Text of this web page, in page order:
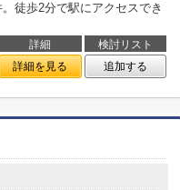
徒歩2分で駅にアクセスでき
詳細
検討リスト
詳細を見る 追加する